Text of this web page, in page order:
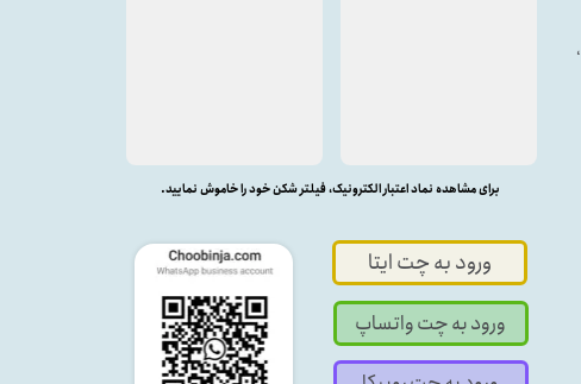
ورود به چت ایتا
ورود به چت واتساپ
برای مشاهده نماد اعتبار الکترونیک، فیلتر شکن خود را خاموش نمایید.